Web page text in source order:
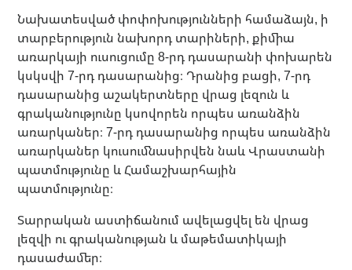
Նախատեսված փոփոխությունների համաձայն, ի
տարբերություն նախորդ տարիների, քիմիա
առարկայի ուսուցումը 8-րդ դասարանի փոխարեն
կսկսվի 7-րդ դասարանից։ Դրանից բացի, 7-րդ
դասարանից աշակերտները վրաց լեզուն և
գրականությունը կսովորեն որպես առանձին
առարկաներ։ 7-րդ դասարանից որպես առանձին
առարկաներ կուսումնասիրվեն նաև Վրաստանի
պատմությունը և Համաշխարհային
պատմությունը։
Տարրական աստիճանում ավելացվել են վրաց
լեզվի ու գրականության և մաթեմատիկայի
դասաժամեր։